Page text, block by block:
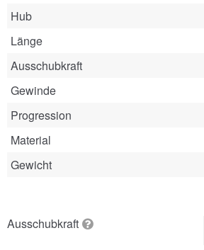
Hub
Länge
Ausschubkraft
Gewinde
Progression
Material
Gewicht
Ausschubkraft